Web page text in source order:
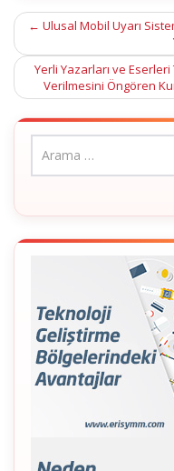
Post
← Ulusal Mobil Uyarı
Yerli Yazarları ve
Verilmesini Öngören